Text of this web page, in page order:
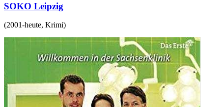
SOKO Leipzig
(2001-heute, Krimi)